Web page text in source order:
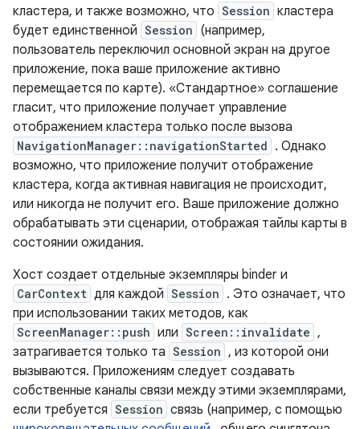
кластера, и также возможно, что Session кластера
будет единственной Session (например,
пользователь переключил основной экран на другое
приложение, пока ваше приложение активно
перемещается по карте). «Стандартное» соглашение
гласит, что приложение получает управление
отображением кластера только после вызова
NavigationManager::navigationStarted . Однако
возможно, что приложение получит отображение
кластера, когда активная навигация не происходит,
или никогда не получит его. Ваше приложение должно
обрабатывать эти сценарии, отображая тайлы карты в
состоянии ожидания.
Хост создает отдельные экземпляры binder и
CarContext для каждой Session . Это означает, что
при использовании таких методов, как
ScreenManager::push или Screen::invalidate ,
затрагивается только та Session , из которой они
вызываются. Приложениям следует создавать
собственные каналы связи между этими экземплярами,
если требуется Session связь (например, с помощью